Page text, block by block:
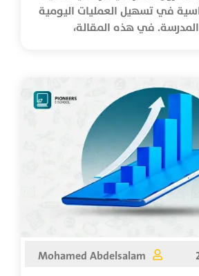
في تسهيل العمليات اليومية
في إدارة مخازن المدرسة. في هذه المقالة،
Mohamed Abdelsalam